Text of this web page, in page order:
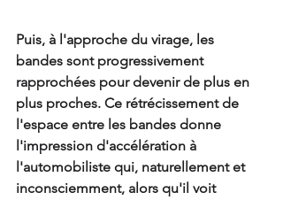
Puis, à l'approche du virage, les
bandes sont progressivement
rapprochées pour devenir de plus en
plus proches. Ce rétrécissement de
l'espace entre les bandes donne
l'impression d'accélération à
l'automobiliste qui, naturellement et
inconsciemment, alors qu'il voit